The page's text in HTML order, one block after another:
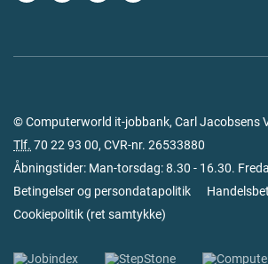
© Computerworld it-jobbank, Carl Jacobsens
Tlf. 70 22 93 00, CVR-nr. 26533880
Åbningstider: Man-torsdag: 8.30 - 16.30.
Betingelser og persondatapolitik
Cookiepolitik (ret samtykke)